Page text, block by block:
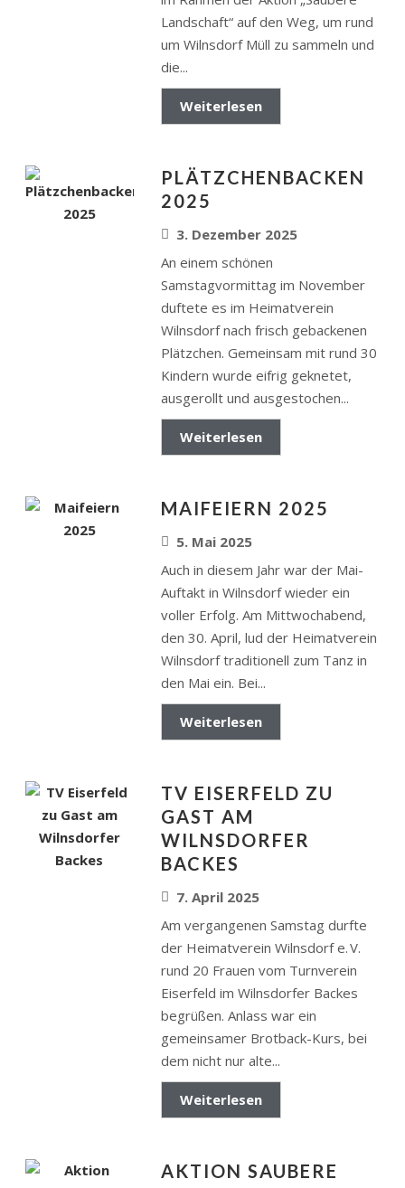
Landschaft“ auf den Weg, um rund
um Wilnsdorf Müll zu sammeln und
die...
Weiterlesen
PLÄTZCHENBACKEN
2025
3. Dezember 2025
An einem schönen
Samstagvormittag im November
duftete es im Heimatverein
Wilnsdorf nach frisch gebackenen
Plätzchen. Gemeinsam mit rund 30
Kindern wurde eifrig geknetet,
ausgerollt und ausgestochen...
Weiterlesen
MAIFEIERN 2025
5. Mai 2025
Auch in diesem Jahr war der Mai-
Auftakt in Wilnsdorf wieder ein
voller Erfolg. Am Mittwochabend,
den 30. April, lud der Heimatverein
Wilnsdorf traditionell zum Tanz in
den Mai ein. Bei...
Weiterlesen
TV EISERFELD ZU
GAST AM
WILNSDORFER
BACKES
7. April 2025
Am vergangenen Samstag durfte
der Heimatverein Wilnsdorf e. V.
rund 20 Frauen vom Turnverein
Eiserfeld im Wilnsdorfer Backes
begrüßen. Anlass war ein
gemeinsamer Brotback-Kurs, bei
dem nicht nur alte...
Weiterlesen
AKTION SAUBERE